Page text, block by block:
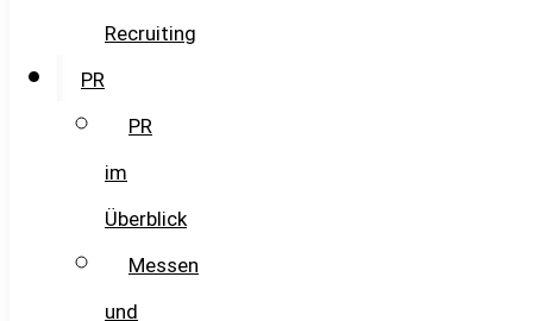
Recruiting
PR
PR
im
Überblick
Messen
und